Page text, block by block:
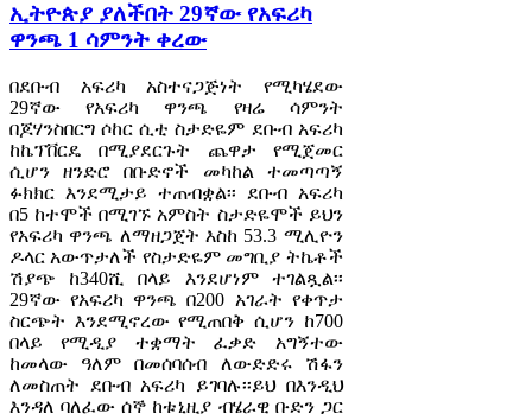
ኢትዮጵያ ያለችበት 29ኛው የአፍሪካ
ዋንጫ 1 ሳምንት ቀረው
በደቡብ አፍሪካ አስተናጋጅነት የሚካሄደው
29ኛው የአፍሪካ ዋንጫ የዛሬ ሳምንት
በጆሃንስበርግ ሶከር ሲቲ ስታድዬም ደቡብ አፍሪካ
ከኬፕቨርዴ በሚያደርጉት ጨዋታ የሚጀመር
ሲሆን ዘንድሮ በቡድኖች መካከል ተመጣጣኝ
ፉክክር እንደሚታይ ተጠብቋል፡፡ ደቡብ አፍሪካ
በ5 ከተሞች በሚገኙ አምስት ስታድዬሞች ይህን
የአፍሪካ ዋንጫ ለማዘጋጀት እስከ 53.3 ሚሊዮን
ዶላር አውጥታለች የስታድዬም መግቢያ ትኬቶች
ሽያጭ ከ340ሺ በላይ እንደሆነም ተገልጿል፡፡
29ኛው የአፍሪካ ዋንጫ በ200 አገራት የቀጥታ
ስርጭት እንደሚኖረው የሚጠበቅ ሲሆን ከ700
በላይ የሚዲያ ተቋማት ፈቃድ አግኝተው
ከመላው ዓለም በመሰባሰብ ለውድድሩ ሽፋን
ለመስጠት ደቡብ አፍሪካ ይገባሉ፡፡ይህ በእንዲህ
እንዳለ ባለፈው ሰኞ ከቱኒዚያ ብሄራዊ ቡድን ጋር